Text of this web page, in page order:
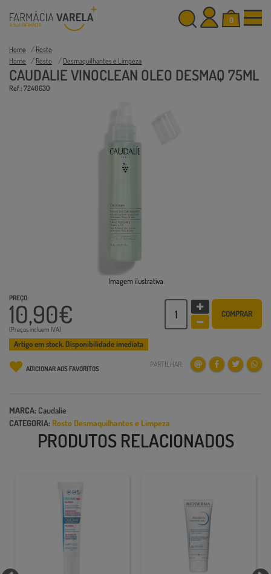
0
Home
Rosto
Home
Rosto Desmaquilhantes e Limpeza
CAUDALIE VINOCLEAN OLEO DESMAQ 75ML
Ref.: 7240630
Imagem ilustrativa
PREÇO:
10,90€
(Preços incluem IVA)
COMPRAR
Artigo em stock. Disponibilidade imediata
ADICIONAR AOS FAVORITOS PARTILHAR:
MARCA: Caudalie
CATEGORIA: Rosto Desmaquilhantes e Limpeza
PRODUTOS RELACIONADOS